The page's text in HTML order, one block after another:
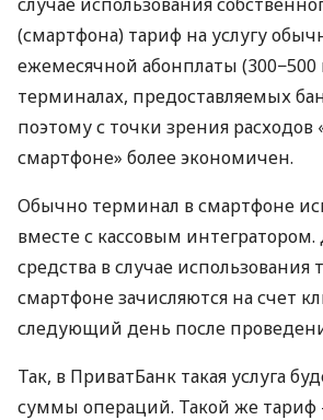
(смартфона) тариф на услугу
ежемесячной абонплаты (300−500
терминалах, предоставляемых
поэтому с точки зрения расходов
смартфоне» более экономичен.
Обычно терминал в смартфоне
вместе с кассовым
средства в случае использования
смартфоне зачисляются на счет
следующий день после
Так, в ПриватБанк такая услуга
суммы операций. Такой же